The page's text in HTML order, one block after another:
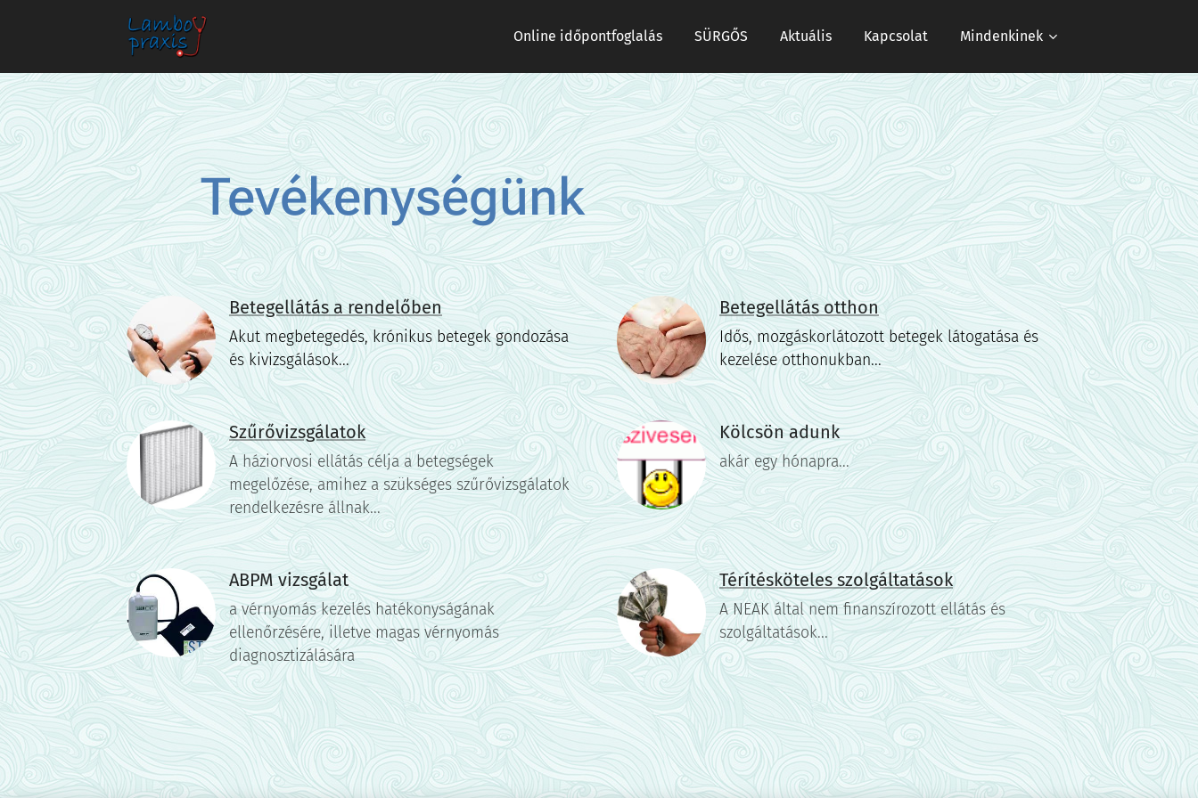
Online időpontfoglalás SÜRGŐS Aktuális Kapcsolat Mindenkinek
Tevékenységünk
Betegellátás a rendelőben
Akut megbetegedés, krónikus betegek gondozása
és kivizsgálások...
Betegellátás otthon
Idős, mozgáskorlátozott betegek látogatása és
kezelése otthonukban...
Szűrővizsgálatok
A háziorvosi ellátás célja a betegségek
megelőzése, amihez a szükséges szűrővizsgálatok
rendelkezésre állnak...
Kölcsön adunk
akár egy hónapra...
ABPM vizsgálat
a vérnyomás kezelés hatékonyságának
ellenőrzésére, illetve magas vérnyomás
diagnosztizálására
Térítésköteles szolgáltatások
A NEAK által nem finanszírozott ellátás és
szolgáltatások...